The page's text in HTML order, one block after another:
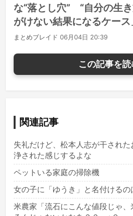
な“落とし穴” “自分の生
がけない結果になるケース
まとめブレイド 06月04日 20:39
この記事を読
関連記事
失礼だけど、松本人志が干され
浄された感じするよな
ペットいる家庭の掃除機
女の子に「ゆうき」と名付けるの
米農家「流石にこんな値段じゃ